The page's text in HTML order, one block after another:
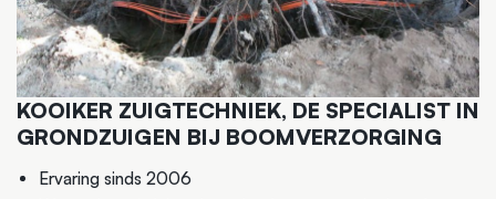
KOOIKER ZUIGTECHNIEK, DE SPECIALIST IN
GRONDZUIGEN BIJ BOOMVERZORGING
Ervaring sinds 2006